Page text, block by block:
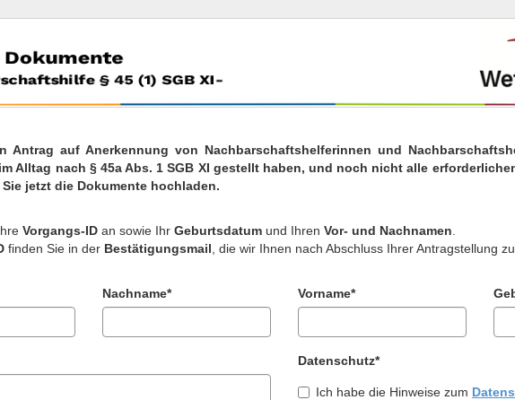
Antrag auf Anerkennung von Nachbarschaftshelferinnen und
Alltag nach § 45a Abs. 1 SGB XI gestellt haben, und noch nicht alle
jetzt die Dokumente hochladen.
Vorgangs-ID an sowie IhrGeburtsdatum und IhrenVor- und Nachnamen
finden Sie in der Bestätigungsmail , die wir Ihnen nach Abschluss Ihrer Antragstellung
Nachname* Vorname*
Datenschutz*
Ich habe die Hinweise zum